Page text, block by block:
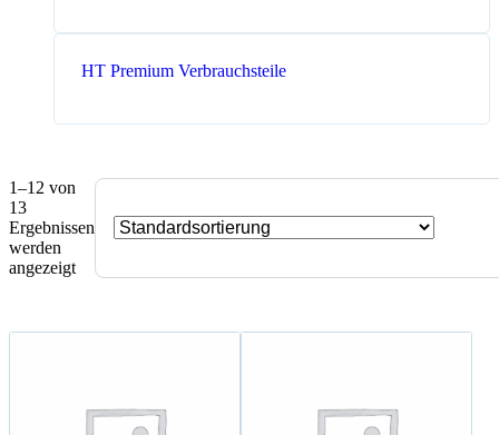
HT Premium Verbrauchsteile
1–12 von
13
Ergebnissen
werden
angezeigt